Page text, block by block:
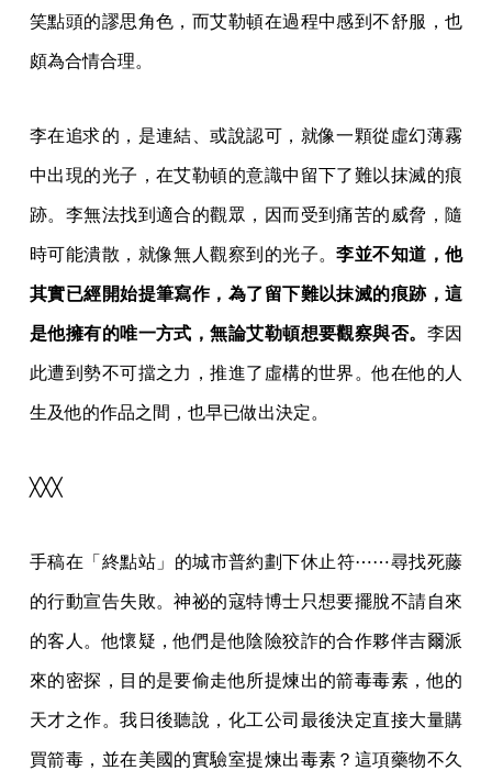
笑點頭的謬思角色，而艾勒頓在過程中感到不舒服，也
頗為合情合理。
李在追求的，是連結、或說認可，就像一顆從虛幻薄霧
中出現的光子，在艾勒頓的意識中留下了難以抹滅的痕
跡。李無法找到適合的觀眾，因而受到痛苦的威脅，隨
時可能潰散，就像無人觀察到的光子。李並不知道，他
其實已經開始提筆寫作，為了留下難以抹滅的痕跡，這
是他擁有的唯一方式，無論艾勒頓想要觀察與否。 李因
此遭到勢不可擋之力，推進了虛構的世界。他在他的人
生及他的作品之間，也早已做出決定。
╳╳╳
手稿在「終點站」的城市普約劃下休止符⋯⋯尋找死藤
的行動宣告失敗。神祕的寇特博士只想要擺脫不請自來
的客人。他懷疑，他們是他陰險狡詐的合作夥伴吉爾派
來的密探，目的是要偷走他所提煉出的箭毒毒素，他的
天才之作。我日後聽說，化工公司最後決定直接大量購
買箭毒，並在美國的實驗室提煉出毒素？這項藥物不久